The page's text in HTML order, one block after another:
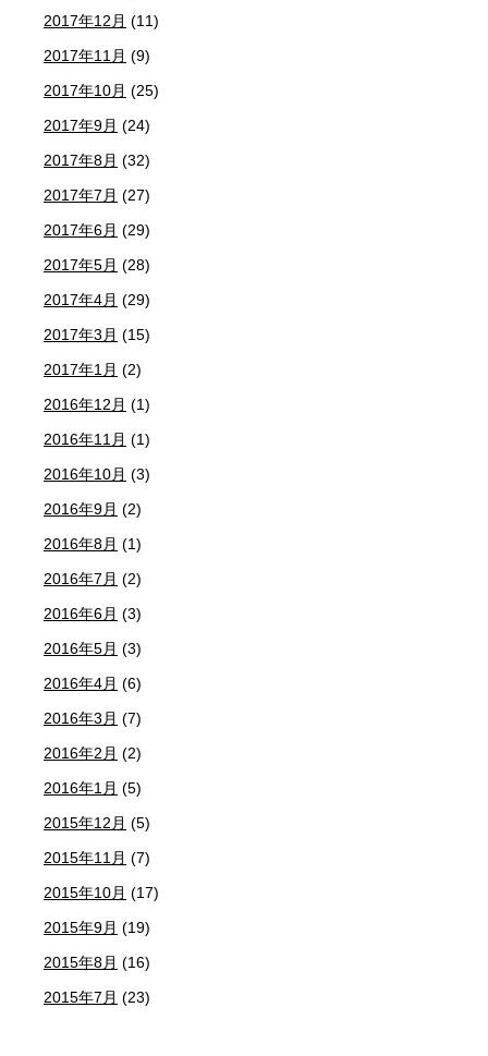
2017年12月 (11)
2017年11月 (9)
2017年10月 (25)
2017年9月 (24)
2017年8月 (32)
2017年7月 (27)
2017年6月 (29)
2017年5月 (28)
2017年4月 (29)
2017年3月 (15)
2017年1月 (2)
2016年12月 (1)
2016年11月 (1)
2016年10月 (3)
2016年9月 (2)
2016年8月 (1)
2016年7月 (2)
2016年6月 (3)
2016年5月 (3)
2016年4月 (6)
2016年3月 (7)
2016年2月 (2)
2016年1月 (5)
2015年12月 (5)
2015年11月 (7)
2015年10月 (17)
2015年9月 (19)
2015年8月 (16)
2015年7月 (23)